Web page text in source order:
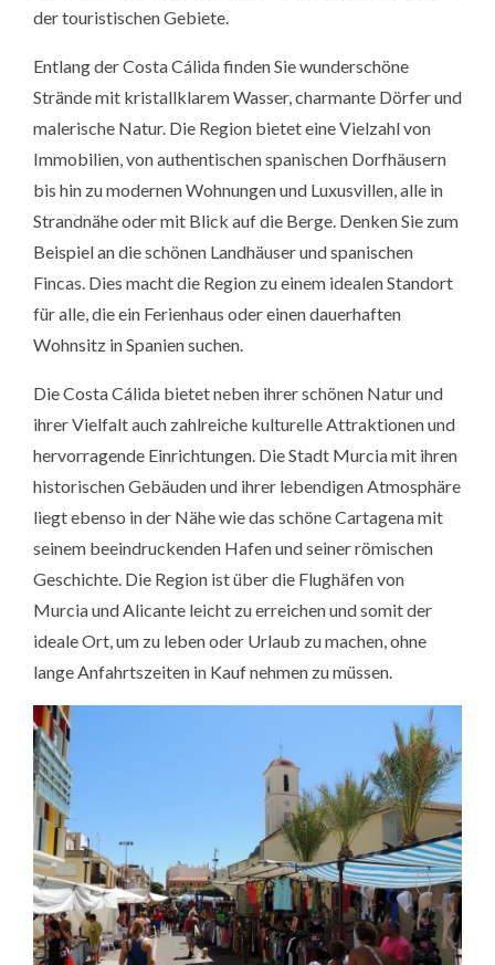
der touristischen Gebiete.
Entlang der Costa Cálida finden Sie wunderschöne
Strände mit kristallklarem Wasser, charmante Dörfer und
malerische Natur. Die Region bietet eine Vielzahl von
Immobilien, von authentischen spanischen Dorfhäusern
bis hin zu modernen Wohnungen und Luxusvillen, alle in
Strandnähe oder mit Blick auf die Berge. Denken Sie zum
Beispiel an die schönen Landhäuser und spanischen
Fincas. Dies macht die Region zu einem idealen Standort
für alle, die ein Ferienhaus oder einen dauerhaften
Wohnsitz in Spanien suchen.
Die Costa Cálida bietet neben ihrer schönen Natur und
ihrer Vielfalt auch zahlreiche kulturelle Attraktionen und
hervorragende Einrichtungen. Die Stadt Murcia mit ihren
historischen Gebäuden und ihrer lebendigen Atmosphäre
liegt ebenso in der Nähe wie das schöne Cartagena mit
seinem beeindruckenden Hafen und seiner römischen
Geschichte. Die Region ist über die Flughäfen von
Murcia und Alicante leicht zu erreichen und somit der
ideale Ort, um zu leben oder Urlaub zu machen, ohne
lange Anfahrtszeiten in Kauf nehmen zu müssen.